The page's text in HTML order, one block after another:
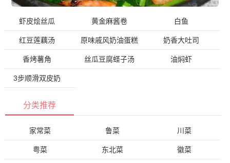
虾皮烩丝瓜 黄金麻酱卷 白鱼
红豆莲藕汤 原味戚风奶油蛋糕 奶香大吐司
香烤薯角 丝瓜豆腐蛏子汤 油焖虾
3步顺滑双皮奶
分类推荐
家常菜 鲁菜 川菜
粤菜 东北菜 徽菜